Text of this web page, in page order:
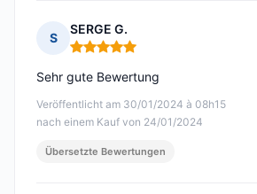
S
SERGE G.
Hinweis: 5 von 5
Veröffentlicht am 30/01/2024 à 08h15
nach einem Kauf von 24/01/2024
Sehr gute Bewertung
Übersetzte Bewertungen